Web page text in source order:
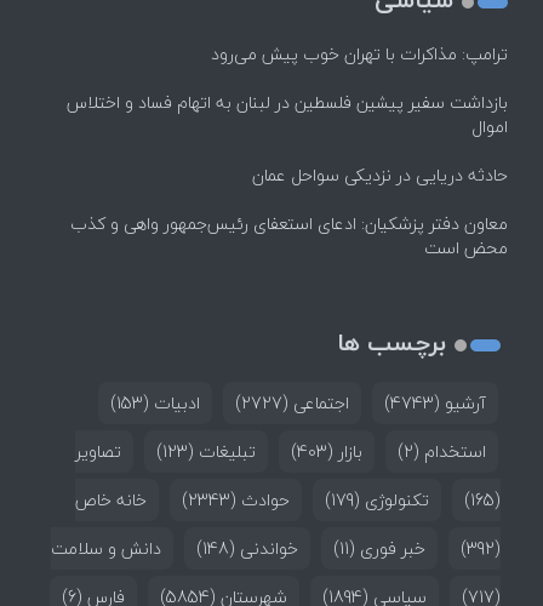
ترامپ: مذاکرات با تهران خوب پیش می‌رود
بازداشت سفیر پیشین فلسطین در لبنان به اتهام فساد و اختلاس
اموال
حادثه دریایی در نزدیکی سواحل عمان
معاون دفتر پزشکیان: ادعای استعفای رئیس‌جمهور واهی و کذب
محض است
برچسب ها
آرشیو (4743) اجتماعی (2727) ادبیات (153)
استخدام (2) بازار (403) تبلیغات (123)
تصاویر
(165)
تکنولوژی (179) حوادث (2343)
خانه خاص
(392)
خبر فوری (11) خواندنی (148)
دانش و سلامت
(717)
سیاسی (1894) شهرستان (5854) فارس (6)